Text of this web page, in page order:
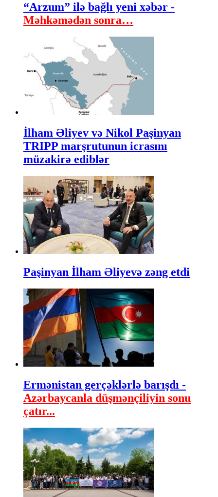
“Arzum” ilə bağlı yeni xəbər -
Məhkəmədən sonra…
İlham Əliyev və Nikol Paşinyan
TRIPP marşrutunun icrasını
müzakirə ediblər
Paşinyan İlham Əliyevə zəng etdi
Ermənistan gerçəklərlə barışdı -
Azərbaycanla düşmənçiliyin sonu
çatır...